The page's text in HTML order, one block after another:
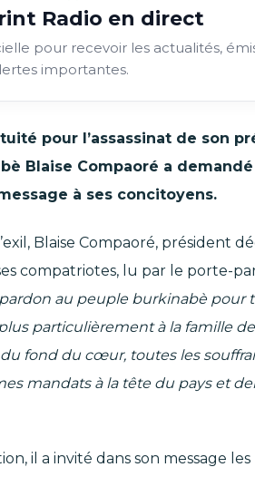
Radio en direct
pour recevoir les actualités,
importantes.
pour l’assassinat de son
Blaise Compaoré a
à ses concitoyens.
Blaise Compaoré, président
compatriotes, lu par le porte-
au peuple burkinabè pour
particulièrement à la famille
du fond du cœur, toutes les
mandats à la tête du pays et
il a invité dans son message